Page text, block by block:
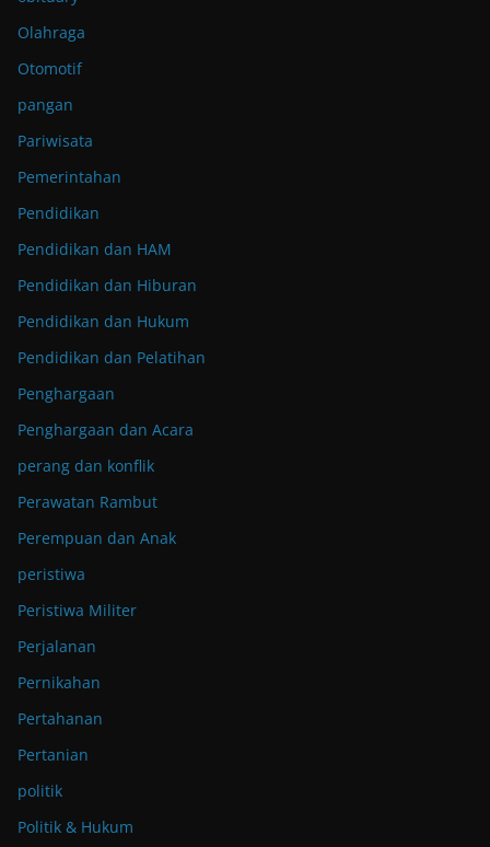
Olahraga
Otomotif
pangan
Pariwisata
Pemerintahan
Pendidikan
Pendidikan dan HAM
Pendidikan dan Hiburan
Pendidikan dan Hukum
Pendidikan dan Pelatihan
Penghargaan
Penghargaan dan Acara
perang dan konflik
Perawatan Rambut
Perempuan dan Anak
peristiwa
Peristiwa Militer
Perjalanan
Pernikahan
Pertahanan
Pertanian
politik
Politik & Hukum